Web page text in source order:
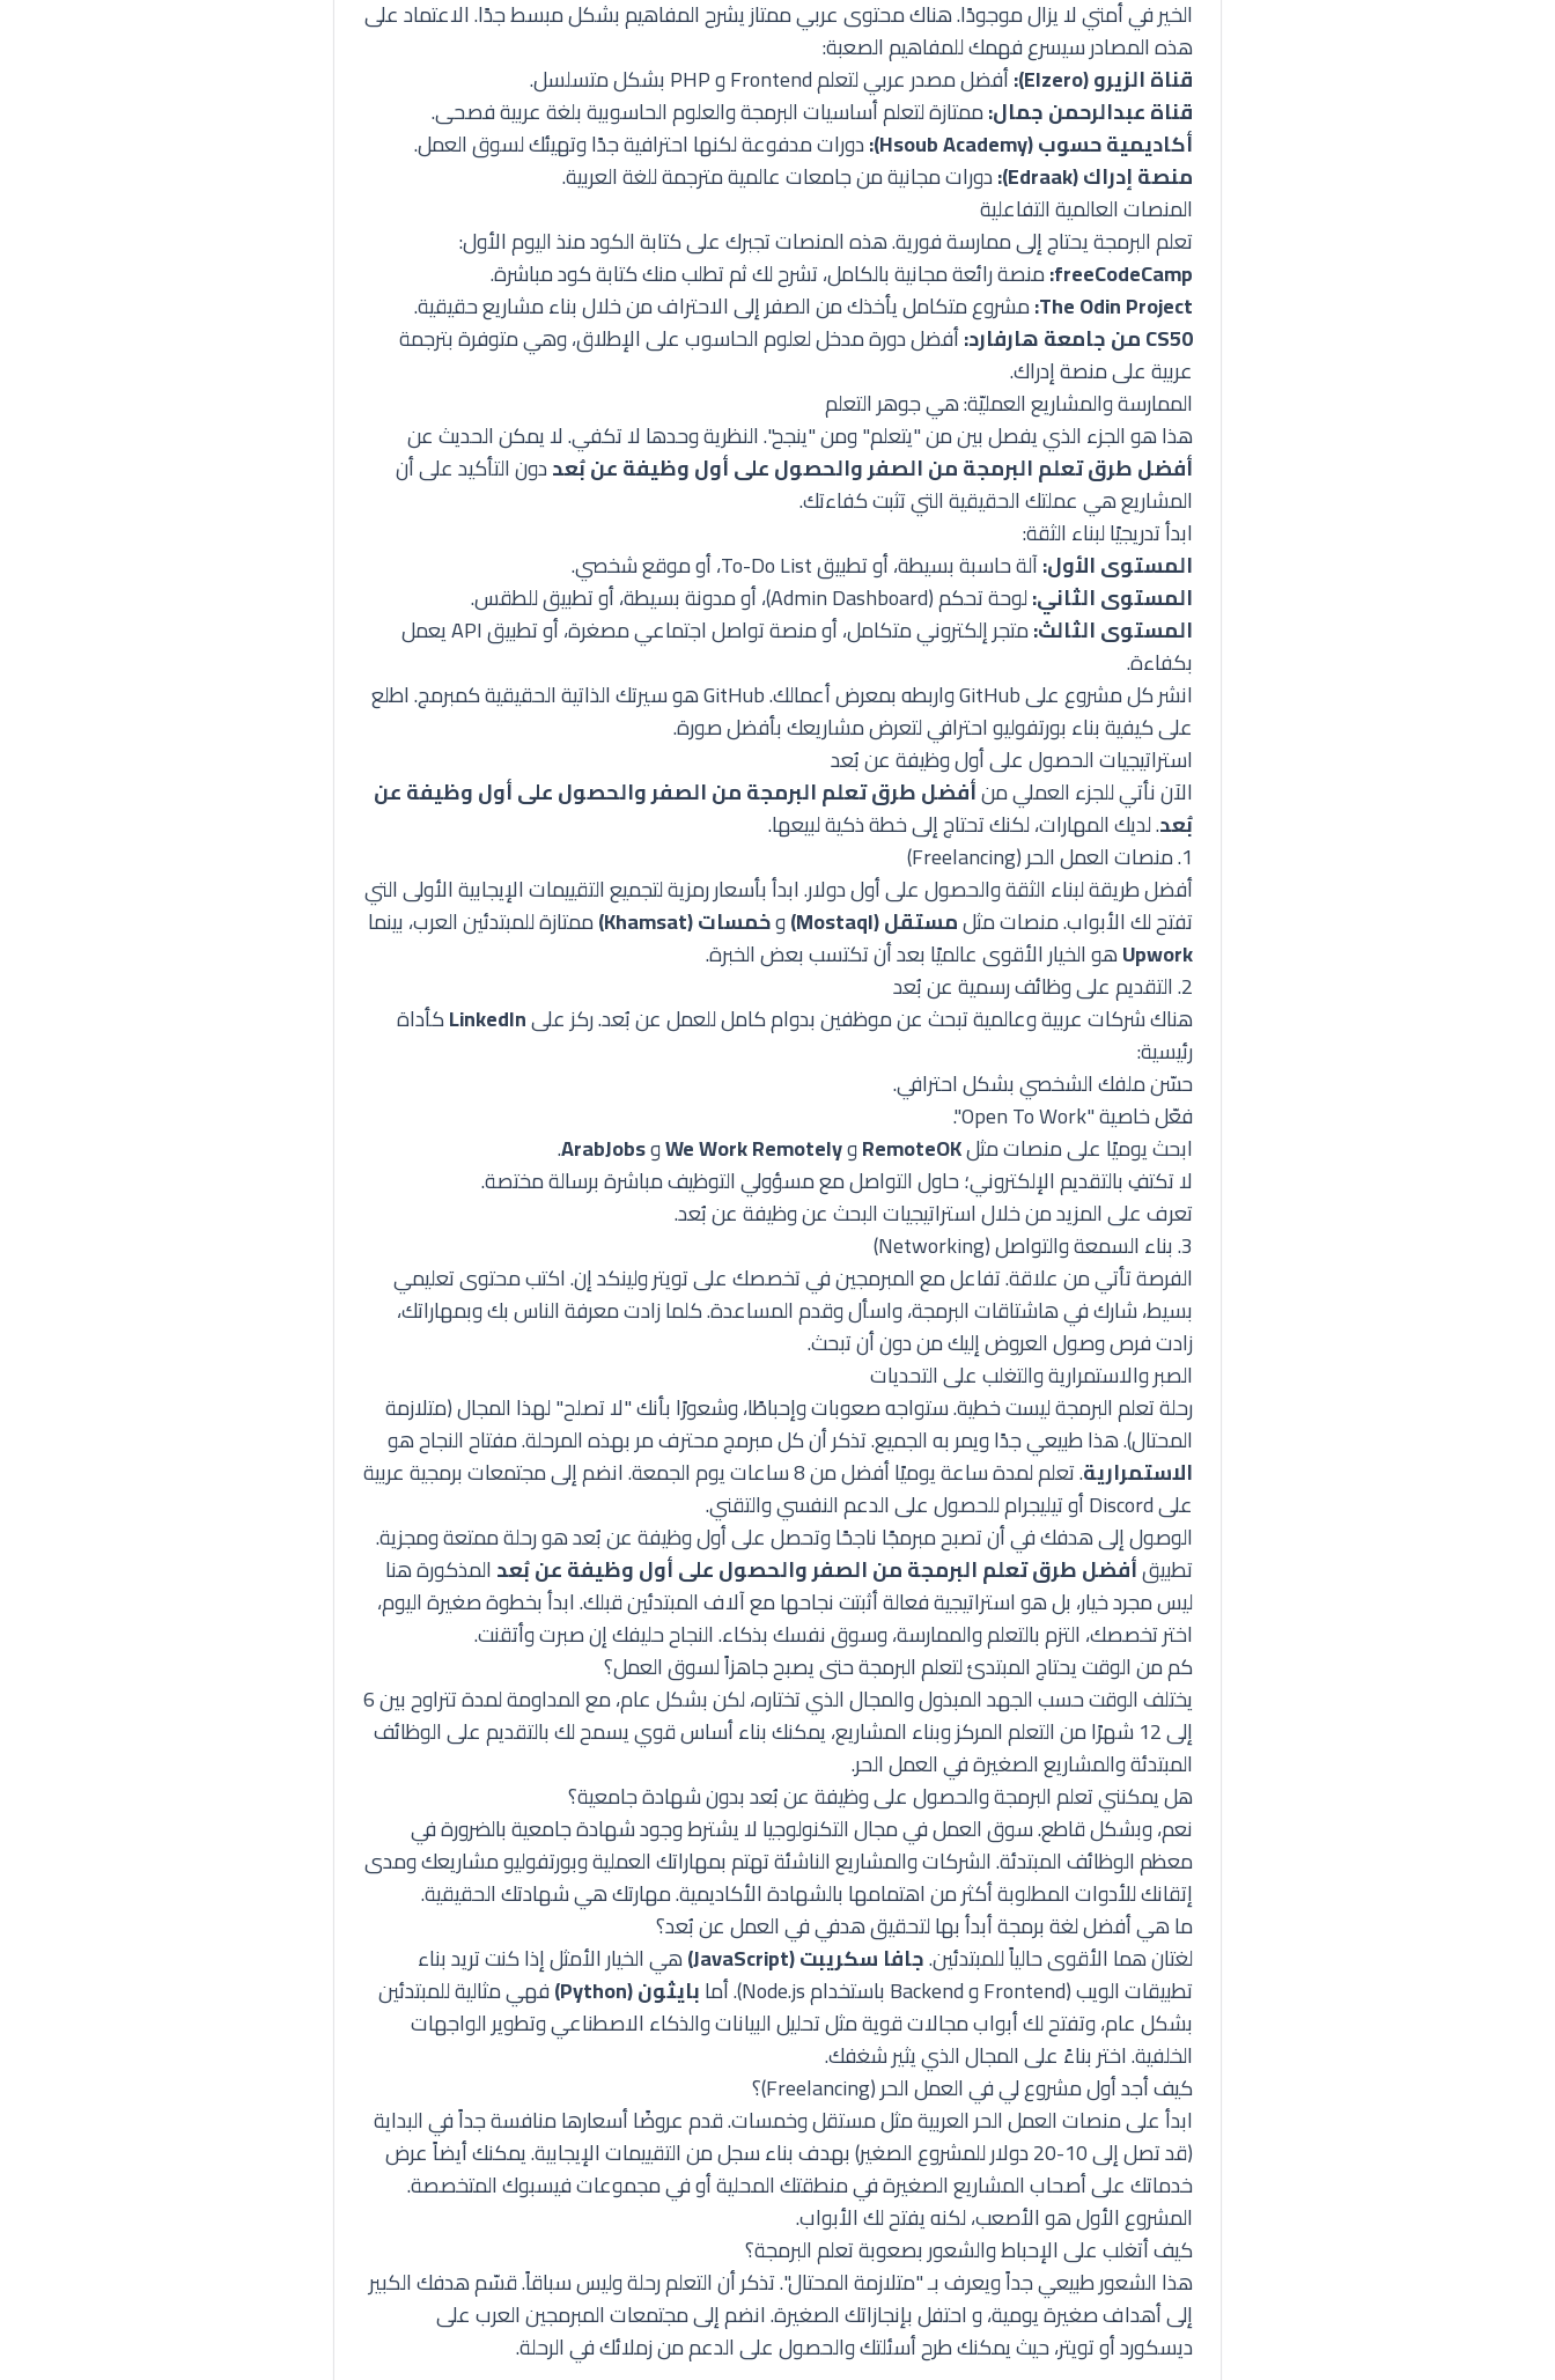
الخير في أمتي لا يزال موجودًا. هناك محتوى عربي ممتاز يشرح المفاهيم بشكل مبسط جدًا. الاعتماد على
هذه المصادر سيسرع فهمك للمفاهيم الصعبة:
قناة الزيرو (Elzero):
أفضل مصدر عربي لتعلم Frontend و PHP بشكل متسلسل.
قناة عبدالرحمن جمال:ممتازة لتعلم أساسيات البرمجة والعلوم الحاسوبية بلغة عربية فصحى.
أكاديمية حسوب (Hsoub Academy):
دورات مدفوعة لكنها احترافية جدًا وتهيئك لسوق العمل.
منصة إدراك (Edraak):
دورات مجانية من جامعات عالمية مترجمة للغة العربية.
المنصات العالمية التفاعلية
تعلم البرمجة يحتاج إلى ممارسة فورية. هذه المنصات تجبرك على كتابة الكود منذ اليوم الأول:
freeCodeCamp: منصة رائعة مجانية بالكامل، تشرح لك ثم تطلب منك كتابة كود مباشرة.
The Odin Project: مشروع متكامل يأخذك من الصفر إلى الاحتراف من خلال بناء مشاريع حقيقية.
CS50 من جامعة هارفارد:
أفضل دورة مدخل لعلوم الحاسوب على الإطلاق، وهي متوفرة بترجمة
عربية على منصة إدراك.
الممارسة والمشاريع العمليّة: هي جوهر التعلم
هذا هو الجزء الذي يفصل بين من "يتعلم" ومن "ينجح". النظرية وحدها لا تكفي. لا يمكن الحديث عن
أفضل طرق تعلم البرمجة من الصفر والحصول على أول وظيفة عن بُعددون التأكيد على أن
المشاريع هي عملتك الحقيقية التي تثبت كفاءتك.
ابدأ تدريجيًا لبناء الثقة:
المستوى الأول:آلة حاسبة بسيطة، أو تطبيق To-Do List، أو موقع شخصي.
المستوى الثاني:لوحة تحكم (Admin Dashboard)، أو مدونة بسيطة، أو تطبيق للطقس.
المستوى الثالث:
متجر إلكتروني متكامل، أو منصة تواصل اجتماعي مصغرة، أو تطبيق API يعمل
بكفاءة.
انشر كل مشروع على GitHub واربطه بمعرض أعمالك. GitHub هو سيرتك الذاتية الحقيقية كمبرمج. اطلع
علىكيفية بناء بورتفوليو احترافيلتعرض مشاريعك بأفضل صورة.
استراتيجيات الحصول على أول وظيفة عن بُعد
الآن نأتي للجزء العملي منأفضل طرق تعلم البرمجة من الصفر والحصول على أول وظيفة عن
بُعد. لديك المهارات، لكنك تحتاج إلى خطة ذكية لبيعها.
1. منصات العمل الحر (Freelancing)
أفضل طريقة لبناء الثقة والحصول على أول دولار. ابدأ بأسعار رمزية لتجميع التقييمات الإيجابية الأولى التي
تفتح لك الأبواب. منصات مثلمستقل (Mostaql) وخمسات (Khamsat)
ممتازة للمبتدئين العرب، بينما
Upworkهو الخيار الأقوى عالميًا بعد أن تكتسب بعض الخبرة.
2. التقديم على وظائف رسمية عن بُعد
هناك شركات عربية وعالمية تبحث عن موظفين بدوام كامل للعمل عن بُعد. ركز علىLinkedInكأداة
رئيسية:
حسّن ملفك الشخصي بشكل احترافي.
فعّل خاصية "Open To Work".
ابحث يوميًا على منصات مثلRemoteOKوWe Work RemotelyوArabJobs
.
لا تكتفِ بالتقديم الإلكتروني؛ حاول التواصل مع مسؤولي التوظيف مباشرة برسالة مختصة.
تعرف على المزيد من خلالاستراتيجيات البحث عن وظيفة عن بُعد.
3. بناء السمعة والتواصل (Networking)
الفرصة تأتي من علاقة. تفاعل مع المبرمجين في تخصصك على تويتر ولينكد إن. اكتب محتوى تعليمي
بسيط، شارك في هاشتاقات البرمجة، واسأل وقدم المساعدة. كلما زادت معرفة الناس بك وبمهاراتك،
زادت فرص وصول العروض إليك من دون أن تبحث.
الصبر والاستمرارية والتغلب على التحديات
رحلة تعلم البرمجة ليست خطية. ستواجه صعوبات وإحباطًا، وشعورًا بأنك "لا تصلح" لهذا المجال (متلازمة
المحتال). هذا طبيعي جدًا ويمر به الجميع. تذكر أن كل مبرمج محترف مر بهذه المرحلة. مفتاح النجاح هو
الاستمرارية
. تعلم لمدة ساعة يوميًا أفضل من 8 ساعات يوم الجمعة. انضم إلى مجتمعات برمجية عربية
على Discord أو تيليجرام للحصول على الدعم النفسي والتقني.
الوصول إلى هدفك في أن تصبح مبرمجًا ناجحًا وتحصل على أول وظيفة عن بُعد هو رحلة ممتعة ومجزية.
تطبيقأفضل طرق تعلم البرمجة من الصفر والحصول على أول وظيفة عن بُعد المذكورة هنا
ليس مجرد خيار، بل هو استراتيجية فعالة أثبتت نجاحها مع آلاف المبتدئين قبلك. ابدأ بخطوة صغيرة اليوم،
اختر تخصصك، التزم بالتعلم والممارسة، وسوق نفسك بذكاء. النجاح حليفك إن صبرت وأتقنت.
كم من الوقت يحتاج المبتدئ لتعلم البرمجة حتى يصبح جاهزاً لسوق العمل؟
يختلف الوقت حسب الجهد المبذول والمجال الذي تختاره، لكن بشكل عام، مع المداومة لمدة تتراوح بين 6
إلى 12 شهرًا من التعلم المركز وبناء المشاريع، يمكنك بناء أساس قوي يسمح لك بالتقديم على الوظائف
المبتدئة والمشاريع الصغيرة في العمل الحر.
هل يمكنني تعلم البرمجة والحصول على وظيفة عن بُعد بدون شهادة جامعية؟
نعم، وبشكل قاطع. سوق العمل في مجال التكنولوجيا لا يشترط وجود شهادة جامعية بالضرورة في
معظم الوظائف المبتدئة. الشركات والمشاريع الناشئة تهتم بمهاراتك العملية وبورتفوليو مشاريعك ومدى
إتقانك للأدوات المطلوبة أكثر من اهتمامها بالشهادة الأكاديمية. مهارتك هي شهادتك الحقيقية.
ما هي أفضل لغة برمجة أبدأ بها لتحقيق هدفي في العمل عن بُعد؟
لغتان هما الأقوى حالياً للمبتدئين.جافا سكريبت (JavaScript)
هي الخيار الأمثل إذا كنت تريد بناء
تطبيقات الويب (Frontend و Backend باستخدام Node.js). أما
بايثون (Python)
فهي مثالية للمبتدئين
بشكل عام، وتفتح لك أبواب مجالات قوية مثل تحليل البيانات والذكاء الاصطناعي وتطوير الواجهات
الخلفية. اختر بناءً على المجال الذي يثير شغفك.
كيف أجد أول مشروع لي في العمل الحر (Freelancing)؟
ابدأ على منصات العمل الحر العربية مثل مستقل وخمسات. قدم عروضًا أسعارها منافسة جداً في البداية
(قد تصل إلى 10-20 دولار للمشروع الصغير) بهدف بناء سجل من التقييمات الإيجابية. يمكنك أيضاً عرض
خدماتك على أصحاب المشاريع الصغيرة في منطقتك المحلية أو في مجموعات فيسبوك المتخصصة.
المشروع الأول هو الأصعب، لكنه يفتح لك الأبواب.
كيف أتغلب على الإحباط والشعور بصعوبة تعلم البرمجة؟
هذا الشعور طبيعي جداً ويعرف بـ "متلازمة المحتال". تذكر أن التعلم رحلة وليس سباقاً. قسّم هدفك الكبير
إلى أهداف صغيرة يومية، و احتفل بإنجازاتك الصغيرة. انضم إلى مجتمعات المبرمجين العرب على
ديسكورد أو تويتر، حيث يمكنك طرح أسئلتك والحصول على الدعم من زملائك في الرحلة.